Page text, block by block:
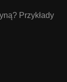
Przykłady